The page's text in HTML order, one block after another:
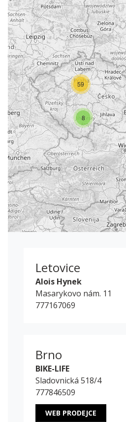
8
59
Letovice
Alois Hynek
Masarykovo nám. 11
777167069
Brno
BIKE-LIFE
Sladovnická 518/4
777846509
WEB PRODEJCE